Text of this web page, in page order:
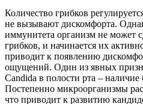
Количество грибков
не вызывают дискомфорта.
иммунитета организм не может
грибков, и начинается их
приводит к появлению
ощущений. Один из явных
Candida в полости рта – наличие
Постепенно микроорганизмы
что приводит к развитию